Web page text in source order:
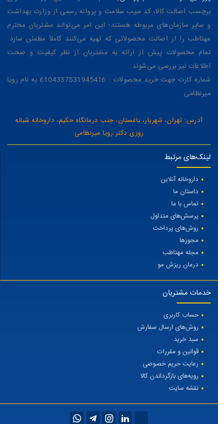
برچسب اصالت کالا، کد سیب سلامت و پروانه رسمی از وزارت بهداشت
و سایر سازمان‌های مربوطه هستند؛ این امر می‌تواند مشتریان محترم
مهتاطب را از اصالت محصولاتی که تهیه می‌کنند کاملاً مطمئن سازد.
تمام محصولات پیش از ارائه به مشتریان از نظر کیفیت و صحت
اطلاعات نیز بررسی می‌شوند.
شماره کارت جهت خرید محصولات : 6104337531945416 به نام رویا
میرنظامی
آدرس: تهران، شهریار، باغستان، جنب درمانگاه حکیم، داروخانه شبانه
روزی دکتر رویا میرنظامی
لینک‌های مرتبط
داروخانه آنلاین
داستان ما
تماس با ما
پرسش‌های متداول
روش‌های پرداخت
مجوزها
مجله مهتاطب
درمان ریزش مو
خدمات مشتریان
حساب کاربری
روش‌های ارسال سفارش
سبد خرید
قوانین و مقررات
رعایت حریم خصوصی
رویه‌های بازگرداندن کالا
نقشه سایت